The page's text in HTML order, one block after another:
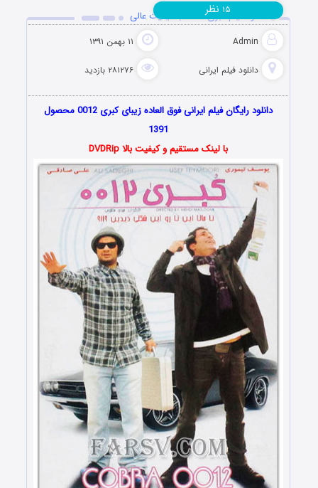
دانلود فیلم کبری 0012 با کیفیت عالی
Admin ۱۱ بهمن ۱۳۹۱
دانلود فیلم‌ ایرانی ۲۸۱۲۷۶ بازدید
۱۵ نظر
دانلود رایگان فیلم ایرانی فوق العاده زیبای کبری 0012 محصول
1391
با لینک مستقیم و کیفیت بالا DVDRip